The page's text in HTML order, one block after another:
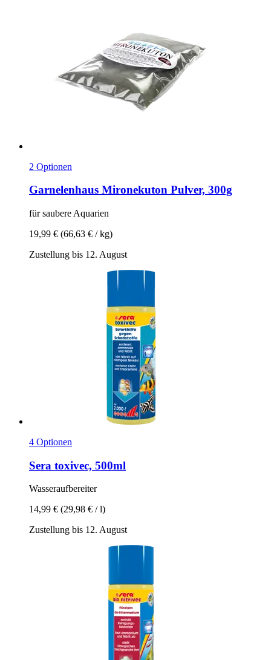
2 Optionen
Garnelenhaus Mironekuton Pulver, 300g
für saubere Aquarien
19,99 € (66,63 € / kg)
Zustellung bis 12. August
4 Optionen
Sera toxivec, 500ml
Wasseraufbereiter
14,99 € (29,98 € / l)
Zustellung bis 12. August